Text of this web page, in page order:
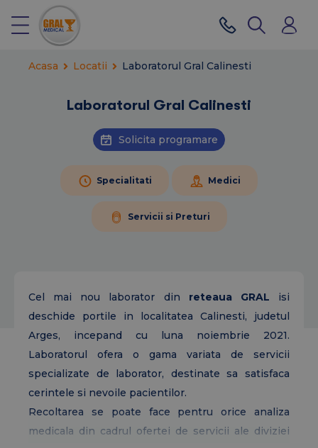
Acasa Locatii Laboratorul Gral Calinesti
Laboratorul Gral Calinesti
Solicita programare
Specialitati Medici
Servicii si Preturi
Cel mai nou laborator din reteaua GRAL isi
deschide portile in localitatea Calinesti, judetul
Arges, incepand cu luna noiembrie 2021.
Laboratorul ofera o gama variata de servicii
specializate de laborator, destinate sa satisfaca
cerintele si nevoile pacientilor.
Recoltarea se poate face pentru orice analiza
medicala din cadrul ofertei de servicii ale diviziei